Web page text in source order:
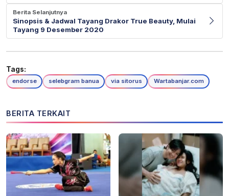
Berita Selanjutnya
Sinopsis & Jadwal Tayang Drakor True Beauty, Mulai
Tayang 9 Desember 2020
Tags:
endorse selebgram banua via sitorus Wartabanjar.com
BERITA TERKAIT